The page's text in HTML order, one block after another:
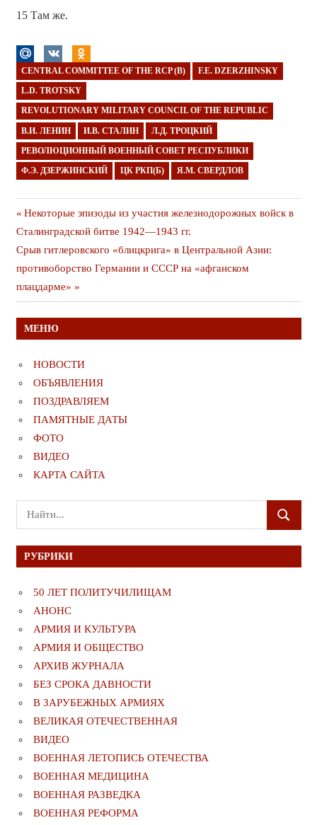
15 Там же.
CENTRAL COMMITTEE OF THE RCP (B) F.E. DZERZHINSKY
L.D. TROTSKY
REVOLUTIONARY MILITARY COUNCIL OF THE REPUBLIC
В.И. ЛЕНИН И.В. СТАЛИН Л.Д. ТРОЦКИЙ
РЕВОЛЮЦИОННЫЙ ВОЕННЫЙ СОВЕТ РЕСПУБЛИКИ
Ф.Э. ДЗЕРЖИНСКИЙ ЦК РКП(Б) Я.М. СВЕРДЛОВ
Навигация
по
записям
Предыдущая
публикация
Некоторые эпизоды из участия железнодорожных войск в
Сталинградской битве 1942—1943 гг.
Следующая
публикация
Срыв гитлеровского «блицкрига» в Центральной Азии:
противоборство Германии и СССР на «афганском
плацдарме»
МЕНЮ
НОВОСТИ
ОБЪЯВЛЕНИЯ
ПОЗДРАВЛЯЕМ
ПАМЯТНЫЕ ДАТЫ
ФОТО
ВИДЕО
КАРТА САЙТА
Поиск
для:
ПОИСК
РУБРИКИ
50 ЛЕТ ПОЛИТУЧИЛИЩАМ
АНОНС
АРМИЯ И КУЛЬТУРА
АРМИЯ И ОБЩЕСТВО
АРХИВ ЖУРНАЛА
БЕЗ СРОКА ДАВНОСТИ
В ЗАРУБЕЖНЫХ АРМИЯХ
ВЕЛИКАЯ ОТЕЧЕСТВЕННАЯ
ВИДЕО
ВОЕННАЯ ЛЕТОПИСЬ ОТЕЧЕСТВА
ВОЕННАЯ МЕДИЦИНА
ВОЕННАЯ РАЗВЕДКА
ВОЕННАЯ РЕФОРМА